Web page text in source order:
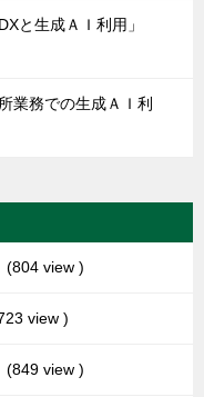
と生成ＡＩ利用」
業務での生成ＡＩ利
804 view
view
849 view